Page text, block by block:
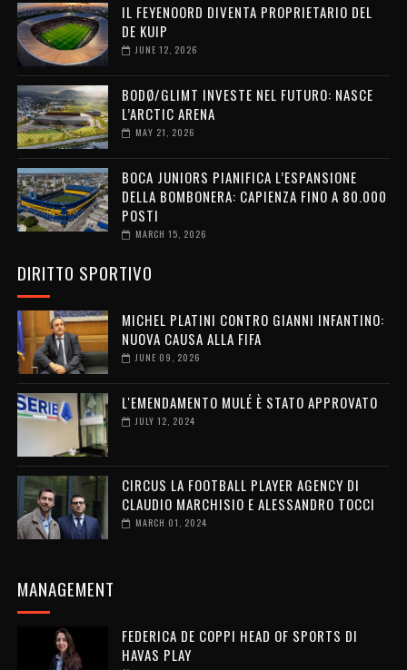
IL FEYENOORD DIVENTA PROPRIETARIO DEL
DE KUIP
JUNE 12, 2026
BODØ/GLIMT INVESTE NEL FUTURO: NASCE
L’ARCTIC ARENA
MAY 21, 2026
BOCA JUNIORS PIANIFICA L’ESPANSIONE
DELLA BOMBONERA: CAPIENZA FINO A 80.000
POSTI
MARCH 15, 2026
DIRITTO SPORTIVO
MICHEL PLATINI CONTRO GIANNI INFANTINO:
NUOVA CAUSA ALLA FIFA
JUNE 09, 2026
L'EMENDAMENTO MULÉ È STATO APPROVATO
JULY 12, 2024
CIRCUS LA FOOTBALL PLAYER AGENCY DI
CLAUDIO MARCHISIO E ALESSANDRO TOCCI
MARCH 01, 2024
MANAGEMENT
FEDERICA DE COPPI HEAD OF SPORTS DI
HAVAS PLAY